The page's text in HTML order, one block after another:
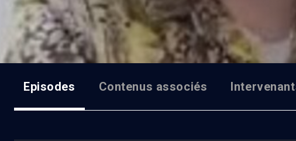
Episodes Contenus associés